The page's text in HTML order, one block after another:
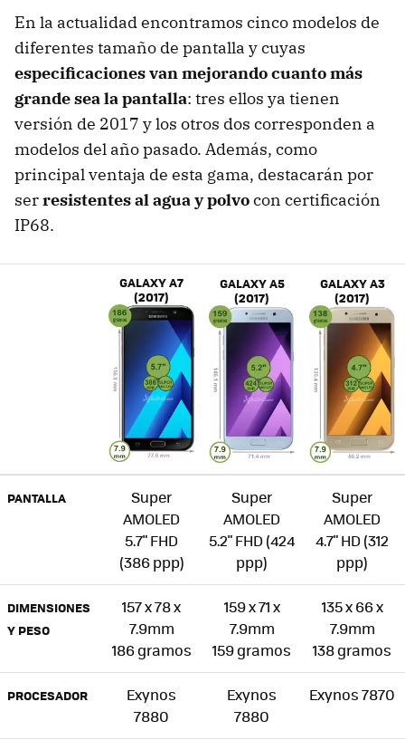
En la actualidad encontramos cinco modelos de
diferentes tamaño de pantalla y cuyas
especificaciones van mejorando cuanto más
grande sea la pantalla: tres ellos ya tienen
versión de 2017 y los otros dos corresponden a
modelos del año pasado. Además, como
principal ventaja de esta gama, destacarán por
serresistentes al agua y polvocon certificación
IP68.
GALAXY A7
(2017)
GALAXY A5
(2017)
GALAXY A3
(2017)
PANTALLA
Super
AMOLED
5.7" FHD
(386 ppp)
Super
AMOLED
5.2" FHD (424
ppp)
Super
AMOLED
4.7" HD (312
ppp)
DIMENSIONES
Y PESO
157 x 78 x
7.9mm
186 gramos
159 x 71 x
7.9mm
159 gramos
135 x 66 x
7.9mm
138 gramos
PROCESADOR
Exynos
7880
Exynos
7880
Exynos 7870